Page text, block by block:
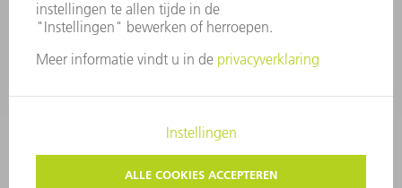
GEGEVENSBESCHERMING
COPYRIGHT EN LOGO
ALGEMENE VOORWAARDEN
PRIVACY-INSTELLINGEN